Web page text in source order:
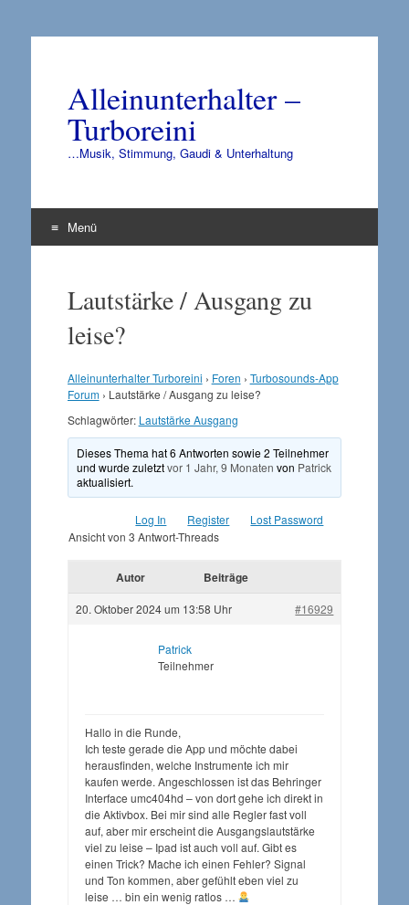
Alleinunterhalter –
Turboreini
…Musik, Stimmung, Gaudi & Unterhaltung
Menü
springenLautstärke / Ausgang zu
leise?
Alleinunterhalter Turboreini › Foren › Turbosounds-App
Forum › Lautstärke / Ausgang zu leise?
Schlagwörter: Lautstärke Ausgang
Dieses Thema hat 6 Antworten sowie 2 Teilnehmer
und wurde zuletztvor 1 Jahr, 9 Monaten von Patrick
aktualisiert.
Log In Register
Lost Password
Ansicht von 3 Antwort-Threads
Autor Beiträge
20. Oktober 2024 um 13:58 Uhr #16929
Patrick
Teilnehmer
Hallo in die Runde,
Ich teste gerade die App und möchte dabei
herausfinden, welche Instrumente ich mir
kaufen werde. Angeschlossen ist das Behringer
Interface umc404hd – von dort gehe ich direkt in
die Aktivbox. Bei mir sind alle Regler fast voll
auf, aber mir erscheint die Ausgangslautstärke
viel zu leise – Ipad ist auch voll auf. Gibt es
einen Trick? Mache ich einen Fehler? Signal
und Ton kommen, aber gefühlt eben viel zu
leise … bin ein wenig ratlos …